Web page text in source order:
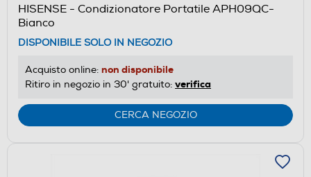
HISENSE - Condizionatore Portatile APH09QC-
Bianco
DISPONIBILE SOLO IN NEGOZIO
Acquisto online: non disponibile
Ritiro in negozio in 30' gratuito: verifica
CERCA NEGOZIO